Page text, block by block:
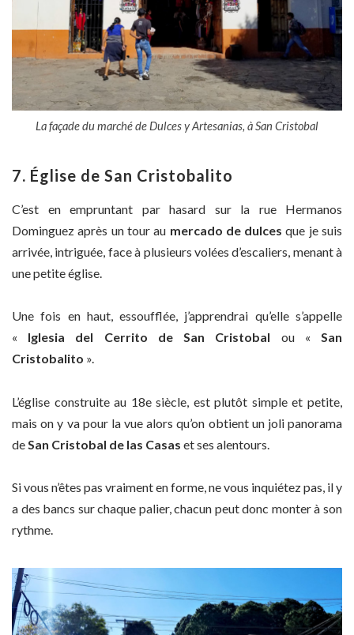
La façade du marché de Dulces y Artesanias, à San Cristobal
7. Église de San Cristobalito
C’est en empruntant par hasard sur la rue Hermanos
Dominguez après un tour au mercado de dulces que je suis
arrivée, intriguée, face à plusieurs volées d’escaliers, menant à
une petite église.
Une fois en haut, essoufflée, j’apprendrai qu’elle s’appelle
« Iglesia del Cerrito de San Cristobal ou «San
Cristobalito ».
L’église construite au 18e siècle, est plutôt simple et petite,
mais on y va pour la vue alors qu’on obtient un joli panorama
de San Cristobal de las Casas et ses alentours.
Si vous n’êtes pas vraiment en forme, ne vous inquiétez pas, il y
a des bancs sur chaque palier, chacun peut donc monter à son
rythme.